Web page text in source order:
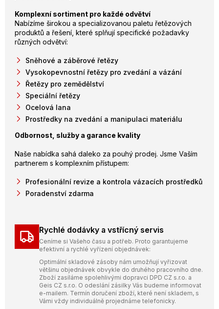
Komplexní sortiment pro každé odvětví
Nabízíme širokou a specializovanou paletu řetězových
produktů a řešení, které splňují specifické požadavky
různých odvětví:
Sněhové a záběrové řetězy
Vysokopevnostní řetězy pro zvedání a vázání
Řetězy pro zemědělství
Speciální řetězy
Ocelová lana
Prostředky na zvedání a manipulaci materiálu
Odbornost, služby a garance kvality
Naše nabídka sahá daleko za pouhý prodej. Jsme Vaším
partnerem s komplexním přístupem:
Profesionální revize a kontrola vázacích prostředků
Poradenství zdarma
Rychlé dodávky a vstřícný servis
Ceníme si Vašeho času a potřeb. Proto garantujeme
efektivní a rychlé vyřízení objednávek:
Optimální skladové zásoby nám umožňují vyřizovat
většinu objednávek obvykle do druhého pracovního dne.
Zboží zasíláme spolehlivými dopravci DPD CZ s.r.o. a
Geis CZ s.r.o. O odeslání zásilky Vás budeme informovat
e-mailem. Termín doručení zboží, které není skladem, s
Vámi vždy individuálně projednáme telefonicky.